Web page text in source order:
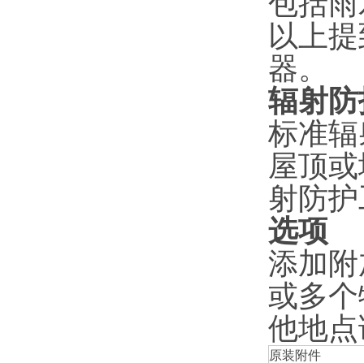
以上
器。
辐射
标准
屋顶
射防
选项
添加
或多
他地
原装附件